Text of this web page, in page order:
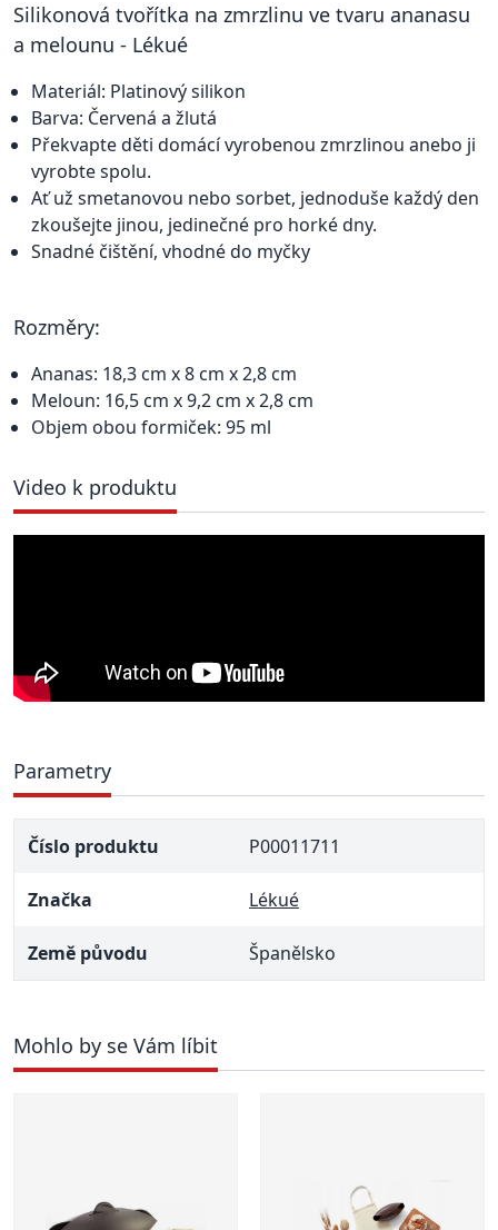
Silikonová tvořítka na zmrzlinu ve tvaru ananasu
a melounu - Lékué
Materiál: Platinový silikon
Barva: Červená a žlutá
Překvapte děti domácí vyrobenou zmrzlinou anebo ji
vyrobte spolu.
Ať už smetanovou nebo sorbet, jednoduše každý den
zkoušejte jinou, jedinečné pro horké dny.
Snadné čištění, vhodné do myčky
Rozměry:
Ananas: 18,3 cm x 8 cm x 2,8 cm
Meloun: 16,5 cm x 9,2 cm x 2,8 cm
Objem obou formiček: 95 ml
Video k produktu
Parametry
Číslo produktu P00011711
Značka Lékué
Země původu Španělsko
Mohlo by se Vám líbit